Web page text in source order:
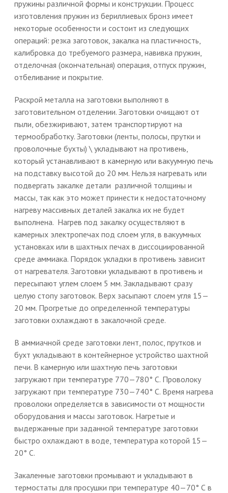
пружины различной формы и конструкции. Процесс
изготовления пружин из бериллиевых бронз имеет
некоторые особенности и состоит из следующих
операций: резка заготовок, закалка на пластичность,
калибровка до требуемого размера, навивка пружин,
отделочная (окончательная) операция, отпуск пружин,
отбеливание и покрытие.
Раскрой металла на заготовки выполняют в
заготовительном отделении. Заготовки очищают от
пыли, обезжиривают, затем транспортируют на
термообработку. Заготовки (ленты, полосы, прутки и
проволочные бухты) \ укладывают на противень,
который устанавливают в камерную или вакуумную печь
на подставку высотой до 20 мм. Нельзя нагревать или
подвергать закалке детали различной толщины и
массы, так как это может принести к недостаточному
нагреву массивных деталей закалка их не будет
выполнена. Нагрев под закалку осуществляют в
камерных электропечах под слоем угля, в вакуумных
установках или в шахтных печах в диссоциированной
среде аммиака. Порядок укладки в противень зависит
от нагревателя. Заготовки укладывают в противень и
пересыпают углем слоем 5 мм. Закладывают сразу
целую стопу заготовок. Верх засыпают слоем угля 15—
20 мм. Прогретые до определенной температуры
заготовки охлаждают в закалочной среде.
В аммиачной среде заготовки лент, полос, прутков и
бухт укладывают в контейнерное устройство шахтной
печи. В камерную или шахтную печь заготовки
загружают при температуре 770—780° С. Проволоку
загружают при температуре 730—740° С. Время нагрева
проволоки определяется в зависимости от мощности
оборудования и массы заготовок. Нагретые и
выдержанные при заданной температуре заготовки
быстро охлаждают в воде, температура которой 15—
20° С.
Закаленные заготовки промывают и укладывают в
термостаты для просушки при температуре 40—70° С в